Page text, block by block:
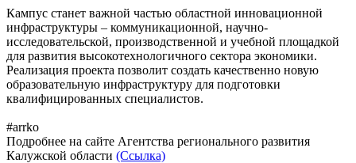
Кампус станет важной частью областной инновационной
инфраструктуры – коммуникационной, научно-
исследовательской, производственной и учебной площадкой
для развития высокотехнологичного сектора экономики.
Реализация проекта позволит создать качественно новую
образовательную инфраструктуру для подготовки
квалифицированных специалистов.
#arrko
Подробнее на сайте Агентства регионального развития
Калужской области (Ссылка)